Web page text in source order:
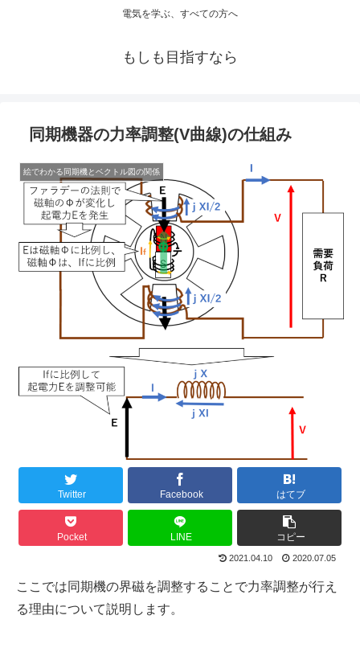
電気を学ぶ、すべての方へ
もしも目指すなら
同期機器の力率調整(V曲線)の仕組み
絵でわかる同期機とベクトル図の関係
Twitter Facebook はてブ
Pocket LINE コピー
2021.04.10 2020.07.05
ここでは同期機の界磁を調整することで力率調整が行え
る理由について説明します。